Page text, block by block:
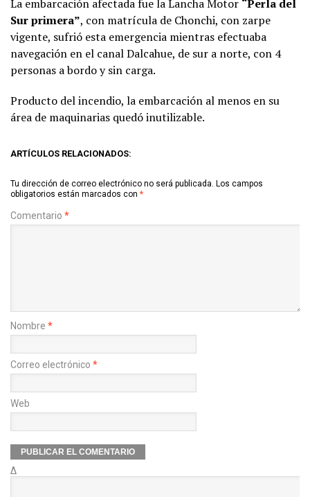
La embarcación afectada fue la Lancha Motor “Perla del
Sur primera”, con matrícula de Chonchi, con zarpe
vigente, sufrió esta emergencia mientras efectuaba
navegación en el canal Dalcahue, de sur a norte, con 4
personas a bordo y sin carga.
Producto del incendio, la embarcación al menos en su
área de maquinarias quedó inutilizable.
ARTÍCULOS RELACIONADOS:
Tu dirección de correo electrónico no será publicada. Los campos
obligatorios están marcados con *
Comentario *
Nombre *
Correo electrónico *
Web
Δ